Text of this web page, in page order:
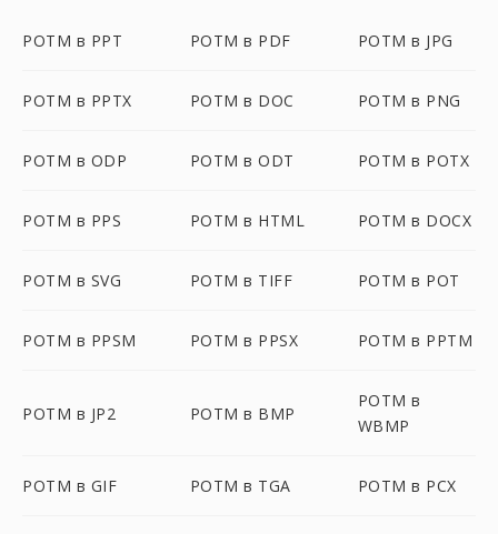
POTM в PPT POTM в PDF POTM в JPG
POTM в PPTX POTM в DOC POTM в PNG
POTM в ODP POTM в ODT POTM в POTX
POTM в PPS POTM в HTML POTM в DOCX
POTM в SVG POTM в TIFF POTM в POT
POTM в PPSM POTM в PPSX POTM в PPTM
POTM в JP2 POTM в BMP
POTM в
WBMP
POTM в GIF POTM в TGA POTM в PCX